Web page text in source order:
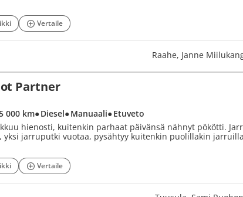
Vertaile
Raahe, Janne
Partner
000 km● Diesel● Manuaali● Etuveto
hienosti, kuitenkin parhaat päivänsä nähnyt pökötti.
yksi jarruputki vuotaa, pysähtyy kuitenkin puolillakin
Vertaile